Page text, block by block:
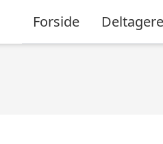
Forside Deltagere